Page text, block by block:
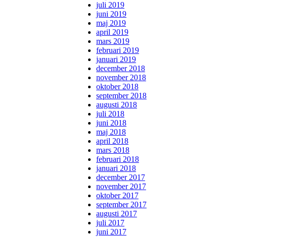
juli 2019
juni 2019
maj 2019
april 2019
mars 2019
februari 2019
januari 2019
december 2018
november 2018
oktober 2018
september 2018
augusti 2018
juli 2018
juni 2018
maj 2018
april 2018
mars 2018
februari 2018
januari 2018
december 2017
november 2017
oktober 2017
september 2017
augusti 2017
juli 2017
juni 2017